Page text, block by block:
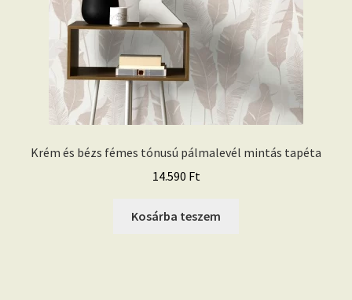
Krém és bézs fémes tónusú pálmalevél mintás tapéta
14.590 Ft
Kosárba teszem